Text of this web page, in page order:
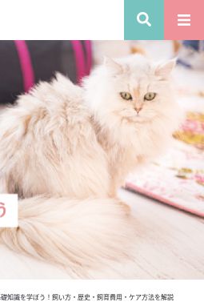
知識を学ぼう！飼い方・歴史・飼育費用・ケア方法を解説